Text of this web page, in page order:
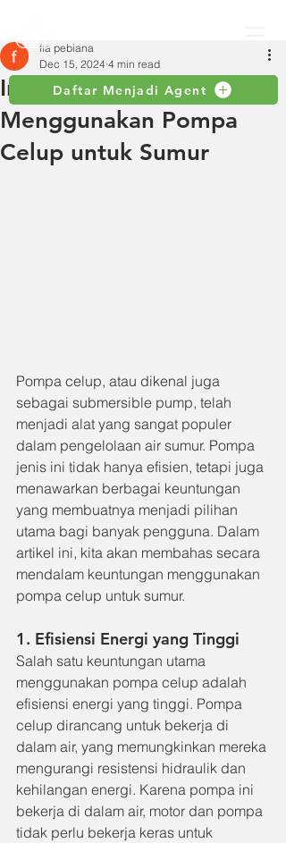
Daftar Menjadi Agent
Ini Keuntungan
Menggunakan Pompa
Celup untuk Sumur
fia pebiana
Dec 15, 2024 4 min read
Pompa celup, atau dikenal juga
sebagai submersible pump, telah
menjadi alat yang sangat populer
dalam pengelolaan air sumur. Pompa
jenis ini tidak hanya efisien, tetapi juga
menawarkan berbagai keuntungan
yang membuatnya menjadi pilihan
utama bagi banyak pengguna. Dalam
artikel ini, kita akan membahas secara
mendalam keuntungan menggunakan
pompa celup untuk sumur.
1. Efisiensi Energi yang Tinggi
Salah satu keuntungan utama
menggunakan pompa celup adalah
efisiensi energi yang tinggi. Pompa
celup dirancang untuk bekerja di
dalam air, yang memungkinkan mereka
mengurangi resistensi hidraulik dan
kehilangan energi. Karena pompa ini
bekerja di dalam air, motor dan pompa
tidak perlu bekerja keras untuk